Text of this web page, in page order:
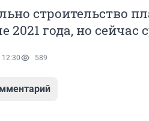
строительство
2021 года, но сейчас
589